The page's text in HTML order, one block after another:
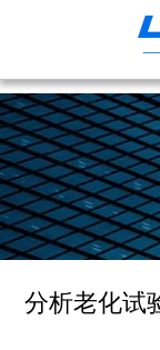
分析老化试